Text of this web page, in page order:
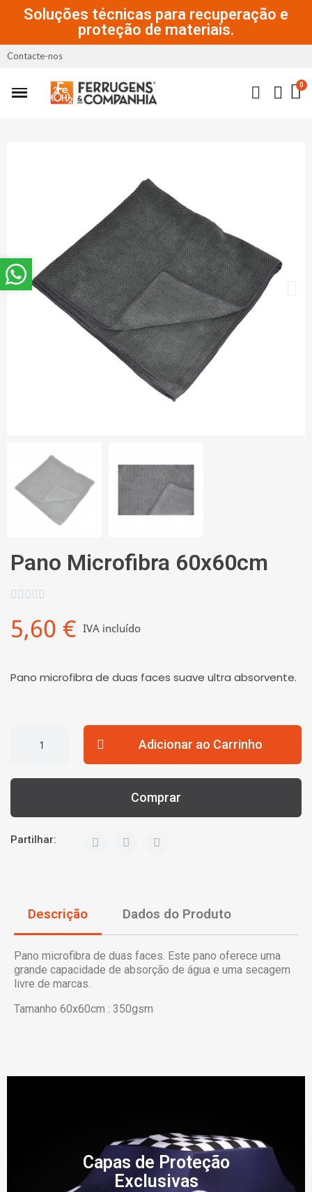
Soluções técnicas para recuperação e
proteção de materiais.
Contacte-nos
Pano Microfibra 60x60cm
    
5,60 € IVA incluído
Pano microfibra de duas faces suave ultra absorvente.
Adicionar ao Carrinho
Comprar
Partilhar:
Descrição Dados do Produto
Pano microfibra de duas faces. Este pano oferece uma
grande capacidade de absorção de água e uma secagem
livre de marcas.
Tamanho 60x60cm : 350gsm
Capas de Proteção
Exclusivas